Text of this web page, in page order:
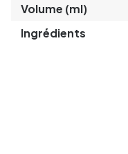
Volume (ml)
Ingrédients